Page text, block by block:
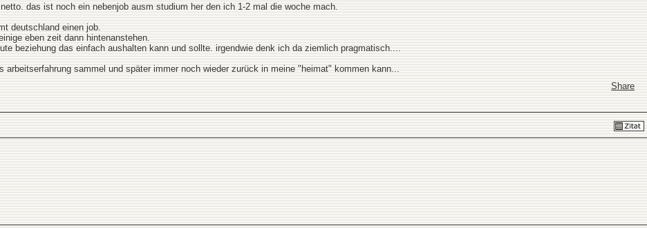
das ist noch ein nebenjob ausm studium her den ich 1-2 mal die woche mach.
deutschland einen job.
eben zeit dann hintenanstehen.
beziehung das einfach aushalten kann und sollte. irgendwie denk ich da ziemlich pragmatisch....
arbeitserfahrung sammel und später immer noch wieder zurück in meine "heimat" kommen kann...
Share